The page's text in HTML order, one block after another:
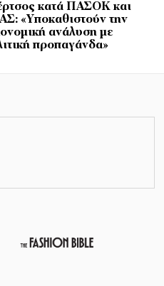
κατά ΠΑΣΟΚ και
«Υποκαθιστούν την
ανάλυση με
προπαγάνδα»